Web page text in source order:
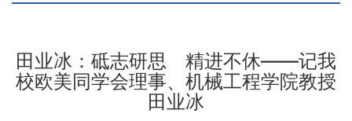
田业冰：砥志研思 精进不休——记我
校欧美同学会理事、机械工程学院教授
田业冰